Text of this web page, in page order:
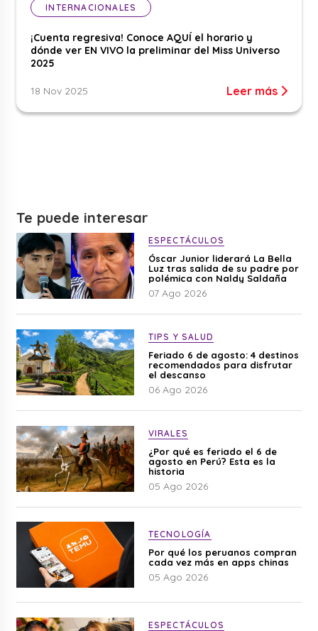
INTERNACIONALES
¡Cuenta regresiva! Conoce AQUÍ el horario y
dónde ver EN VIVO la preliminar del Miss Universo
2025
18 Nov 2025 Leer más
Te puede interesar
ESPECTÁCULOS
Óscar Junior liderará La Bella
Luz tras salida de su padre por
polémica con Naldy Saldaña
07 Ago 2026
TIPS Y SALUD
Feriado 6 de agosto: 4 destinos
recomendados para disfrutar
el descanso
06 Ago 2026
VIRALES
¿Por qué es feriado el 6 de
agosto en Perú? Esta es la
historia
05 Ago 2026
TECNOLOGÍA
Por qué los peruanos compran
cada vez más en apps chinas
05 Ago 2026
ESPECTÁCULOS